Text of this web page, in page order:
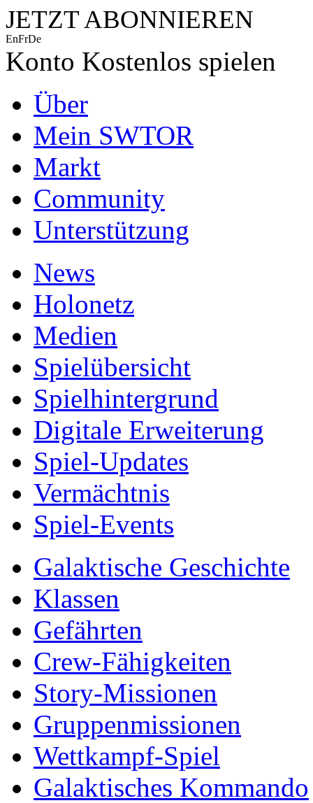
JETZT ABONNIEREN
EnFrDe
Konto Kostenlos spielen
Über
Mein SWTOR
Markt
Community
Unterstützung
News
Holonetz
Medien
Spielübersicht
Spielhintergrund
Digitale Erweiterung
Spiel-Updates
Vermächtnis
Spiel-Events
Galaktische Geschichte
Klassen
Gefährten
Crew-Fähigkeiten
Story-Missionen
Gruppenmissionen
Wettkampf-Spiel
Galaktisches Kommando